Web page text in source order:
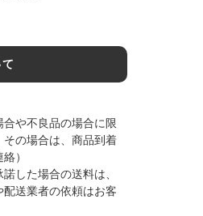
や不良品の場合に限
その場合は、商品到着
）
した場合の送料は、
送業者の依頼はお客